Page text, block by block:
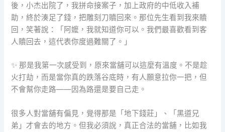
後，小杰出院了，我拼命接案子，加上政府的中低收入補
助，終於湊足了錢，把雕刻刀贖回來。那位先生看到我來贖
回，笑著說：「阿嬤，我就知道你可以。我們最喜歡看到客
人贖回去，這代表你度過難關了。」
✨ 那是我第一次感受到，原來當舖可以這麼有溫度。不是趁
火打劫，而是當你真的跌落谷底時，有人願意拉你一把，但
不會幫你走路——因為路還是要自己走。
很多人對當舖有偏見，覺得那是「地下錢莊」、「黑道兄
弟」才會去的地方。但我必須說，真正合法的當舖，比如我